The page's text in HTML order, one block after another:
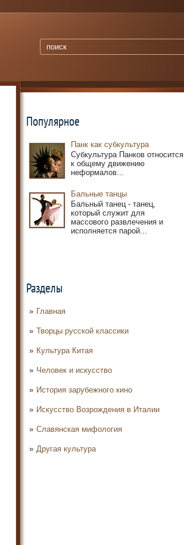
Популярное
Панк как субкультура
Субкультура Панков относится
к общему движению
неформалов...
Бальные танцы
Бальный танец - танец,
который служит для
массового развлечения и
исполняется парой...
Разделы
Главная
Творцы русской классики
Культура Китая
Человек и искусство
История зарубежного кино
Искусство Возрождения в Италии
Славянская мифология
Другая культура